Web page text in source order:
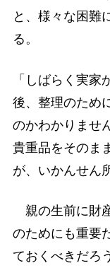
と、様々な困難
る。
「しばらく実
後、整理のため
のかわかりませ
貴重品をそのま
が、いかんせん
親の生前に財
のためにも重要
ておくべきだろ